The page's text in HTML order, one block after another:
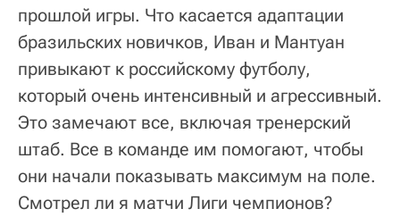
прошлой игры. Что касается адаптации
бразильских новичков, Иван и Мантуан
привыкают к российскому футболу,
который очень интенсивный и агрессивный.
Это замечают все, включая тренерский
штаб. Все в команде им помогают, чтобы
они начали показывать максимум на поле.
Смотрел ли я матчи Лиги чемпионов?